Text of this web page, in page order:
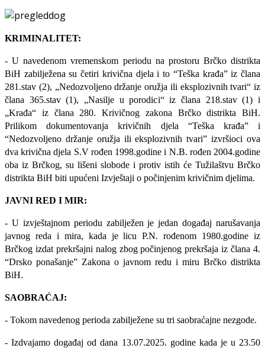
KRIMINALITET:
- U navedenom vremenskom periodu na prostoru Brčko distrikta
BiH zabilježena su četiri krivična djela i to “Teška krađa” iz člana
281.stav (2), „Nedozvoljeno držanje oružja ili eksplozivnih tvari“ iz
člana 365.stav (1), „Nasilje u porodici“ iz člana 218.stav (1) i
„Krađa“ iz člana 280. Krivičnog zakona Brčko distrikta BiH.
Prilikom dokumentovanja krivičnih djela “Teška krađa” i
“Nedozvoljeno držanje oružja ili eksplozivnih tvari” izvršioci ova
dva krivična djela S.V rođen 1998.godine i N.B. rođen 2004.godine
oba iz Brčkog, su lišeni slobode i protiv istih će Tužilaštvu Brčko
distrikta BiH biti upućeni Izvještaji o počinjenim krivičnim djelima.
JAVNI RED I MIR:
- U izvještajnom periodu zabilježen je jedan događaj narušavanja
javnog reda i mira, kada je licu P.N. rođenom 1980.godine iz
Brčkog izdat prekršajni nalog zbog počinjenog prekršaja iz člana 4.
“Drsko ponašanje” Zakona o javnom redu i miru Brčko distrikta
BiH.
SAOBRAĆAJ:
- Tokom navedenog perioda zabilježene su tri saobraćajne nezgode.
- Izdvajamo događaj od dana 13.07.2025. godine kada je u 23.50